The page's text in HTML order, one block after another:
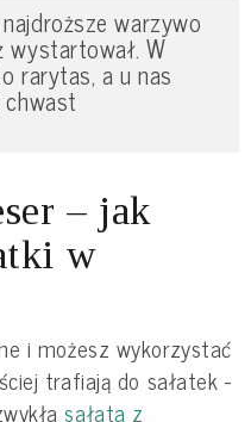
warzywo
wystartował. W
rarytas, a u nas
– jak
w
i możesz wykorzystać
trafiają do sałatek -
sałata z